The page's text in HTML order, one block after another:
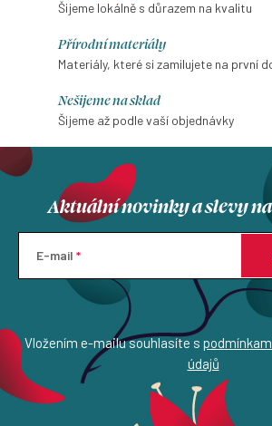
Šijeme lokálně s důrazem na kvalitu
Přírodní materiály
Materiály, které si zamilujete na první
Nešijeme na sklad
Šijeme až podle vaší objednávky
Aktuální novinky a slevy
E-mail
Vložením e-mailu souhlasíte s
údajů